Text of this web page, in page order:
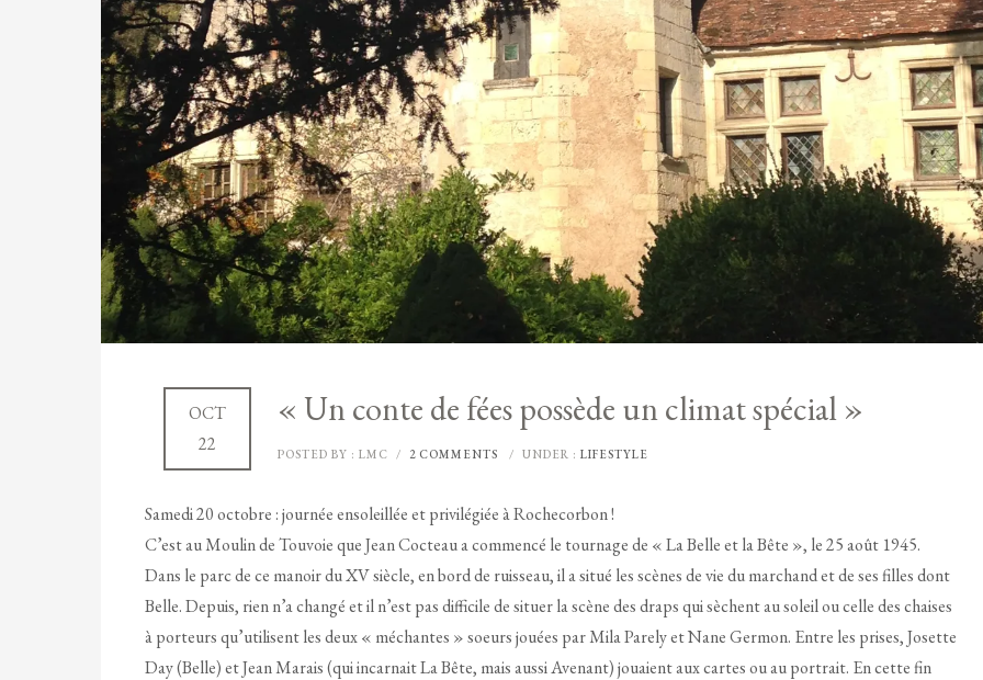
OCT
22
« Un conte de fées possède un climat spécial »
POSTED BY : LMC / 2 COMMENTS / UNDER : LIFESTYLE
Samedi 20 octobre : journée ensoleillée et privilégiée à Rochecorbon !
C’est au Moulin de Touvoie que Jean Cocteau a commencé le tournage de « La Belle et la Bête », le 25 août 1945.
Dans le parc de ce manoir du XV siècle, en bord de ruisseau, il a situé les scènes de vie du marchand et de ses filles dont
Belle. Depuis, rien n’a changé et il n’est pas difficile de situer la scène des draps qui sèchent au soleil ou celle des chaises
à porteurs qu’utilisent les deux « méchantes » soeurs jouées par Mila Parely et Nane Germon. Entre les prises, Josette
Day (Belle) et Jean Marais (qui incarnait La Bête, mais aussi Avenant) jouaient aux cartes ou au portrait. En cette fin